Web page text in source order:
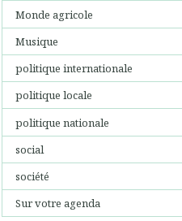
Monde agricole
Musique
politique internationale
politique locale
politique nationale
social
société
Sur votre agenda